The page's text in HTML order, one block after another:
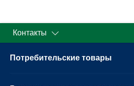
Контакты
Потребительские товары